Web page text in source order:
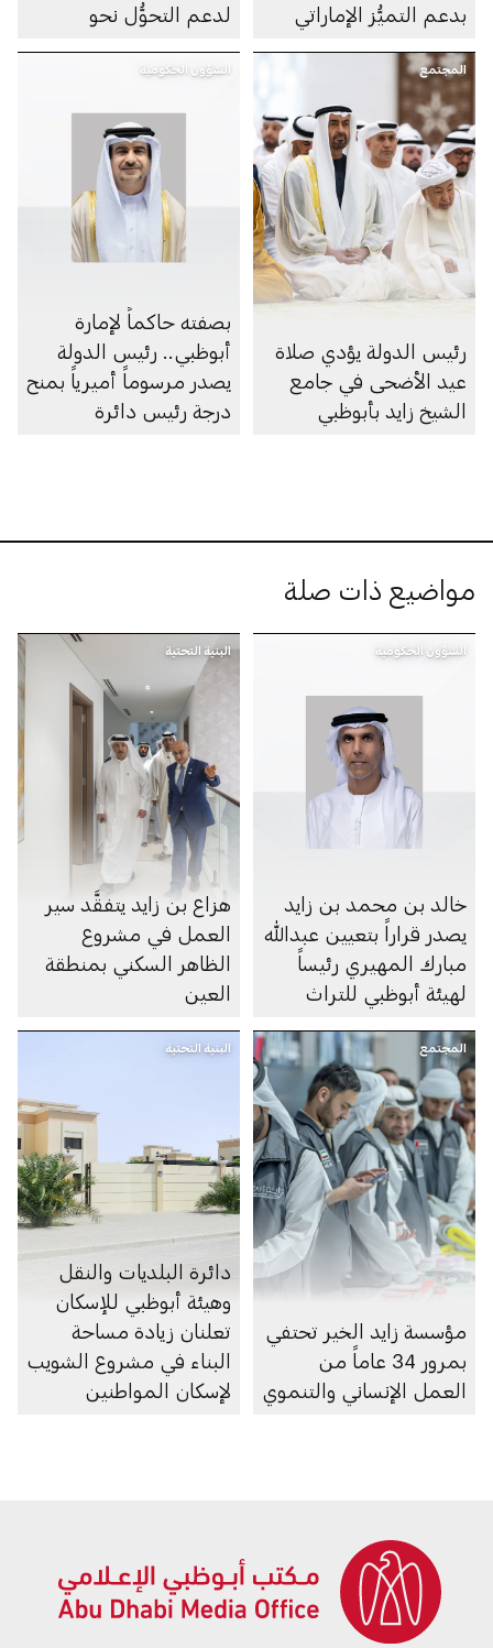
بدعم التميُّز الإماراتي
لدعم التحوُّل نحو
المجتمع
رئيس الدولة يؤدي صلاة
عيد الأضحى في جامع
الشيخ زايد بأبوظبي
الشؤون الحكومية
بصفته حاكماً لإمارة
أبوظبي.. رئيس الدولة
يصدر مرسوماً أميرياً بمنح
درجة رئيس دائرة
مواضيع ذات صلة
الشؤون الحكومية
خالد بن محمد بن زايد
يصدر قراراً بتعيين عبدالله
مبارك المهيري رئيساً
لهيئة أبوظبي للتراث
البنية التحتية
هزاع بن زايد يتفقَّد سير
العمل في مشروع
الظاهر السكني بمنطقة
العين
المجتمع
مؤسسة زايد الخير تحتفي
بمرور 34 عاماً من
العمل الإنساني والتنموي
البنية التحتية
دائرة البلديات والنقل
وهيئة أبوظبي للإسكان
تعلنان زيادة مساحة
البناء في مشروع الشويب
لإسكان المواطنين